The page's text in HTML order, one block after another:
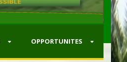
OPPORTUNITES